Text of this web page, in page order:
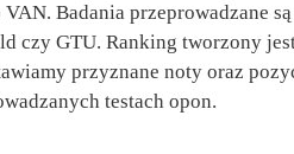
VAN. Badania przeprowadzane
czy GTU. Ranking tworzony
przyznane noty oraz
testach opon.